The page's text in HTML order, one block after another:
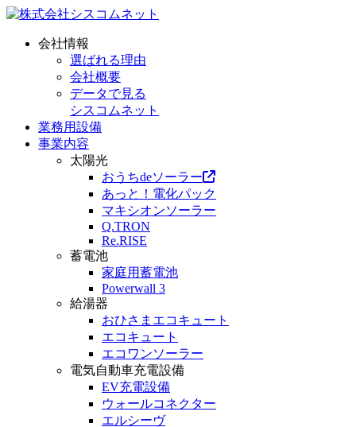
会社情報
選ばれる理由
会社概要
データで見る
シスコムネット
業務用設備
事業内容
太陽光
おうちdeソーラー
あっと！電化パック
マキシオンソーラー
Q.TRON
Re.RISE
蓄電池
家庭用蓄電池
Powerwall 3
給湯器
おひさまエコキュート
エコキュート
エコワンソーラー
電気自動車充電設備
EV充電設備
ウォールコネクター
エルシーヴ